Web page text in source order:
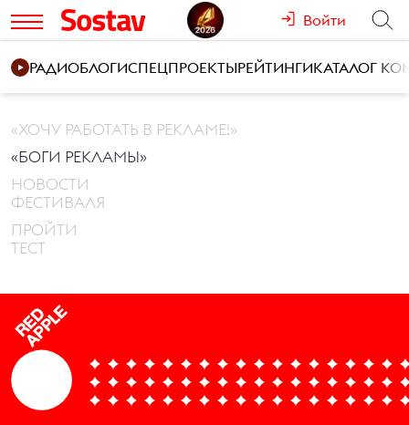
Войти
РАДИОБЛОГИСПЕЦПРОЕКТЫРЕЙТИНГИКАТАЛОГ
«ХОЧУ РАБОТАТЬ В РЕКЛАМЕ!»
«БОГИ РЕКЛАМЫ»
НОВОСТИ
ФЕСТИВАЛЯ
ПРОЙТИ
ТЕСТ